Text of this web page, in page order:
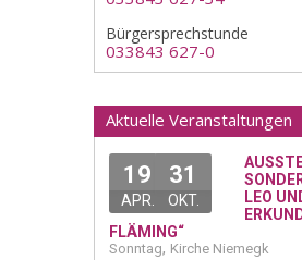
Bürgersprechstunde
033843 627-0
Aktuelle Veranstaltungen
19
APR.
31
OKT.
LEO
FLÄMING“
Sonntag, Kirche Niemegk